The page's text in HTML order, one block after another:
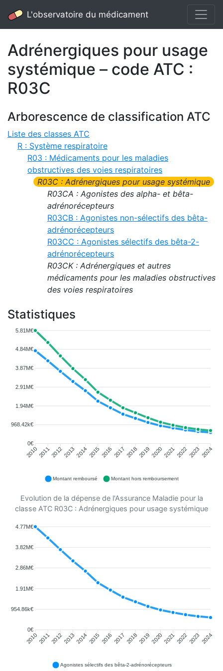
L'observatoire du médicament
Adrénergiques pour usage
systémique – code ATC :
R03C
Arborescence de classification ATC
Liste des classes ATC
R : Système respiratoire
R03 : Médicaments pour les maladies
obstructives des voies respiratoires
R03C : Adrénergiques pour usage systémique
R03CA : Agonistes des alpha- et bêta-
adrénorécepteurs
R03CB : Agonistes non-sélectifs des bêta-
adrénorécepteurs
R03CC : Agonistes sélectifs des bêta-2-
adrénorécepteurs
R03CK : Adrénergiques et autres
médicaments pour les maladies obstructives
des voies respiratoires
Statistiques
5.81M€
4.84M€
3.87M€
2.91M€
1.94M€
968.42k€
0€
201020112012201320142015 2016 2017 201820192020202120222023 2024
Montant remboursé Montant hors remboursement
Evolution de la dépense de l'Assurance Maladie pour la
classe ATC R03C : Adrénergiques pour usage systémique
4.77M€
3.82M€
2.86M€
1.91M€
954.86k€
0€
201020112012201320142015 2016 2017 201820192020202120222023 2024
Agonistes sélectifs des bêta-2-adrénorécepteurs